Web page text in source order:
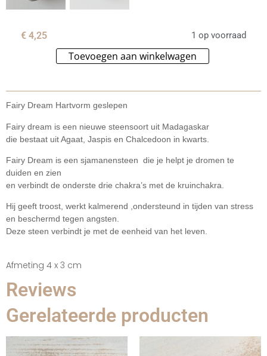
€ 4,25 1 op voorraad
Toevoegen aan winkelwagen
Fairy Dream Hartvorm geslepen
Fairy dream is een nieuwe steensoort uit Madagaskar
die bestaat uit Agaat, Jaspis en Chalcedoon in kwarts.
Fairy Dream is een sjamanensteen die je helpt je dromen te
duiden en zien
en verbindt de onderste drie chakra’s met de kruinchakra.
Hij geeft troost, werkt kalmerend ,ondersteund in tijden van stress
en beschermd tegen angsten.
Deze steen verbindt je met de eenheid van het leven.
Afmeting 4 x 3 cm
Reviews
Gerelateerde producten